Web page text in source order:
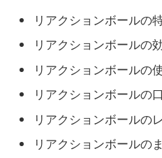
リアクションボールの
リアクションボールの
リアクションボールの
リアクションボールの
リアクションボールの
リアクションボールの